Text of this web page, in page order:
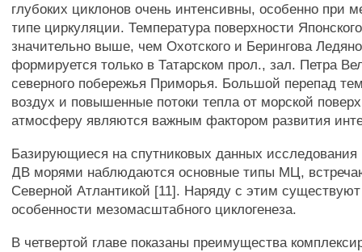
глубоких циклонов очень интенсивны, особенно при
типе циркуляции. Температура поверхности
значительно выше, чем Охотского и Берингова
формируется только в Татарском прол., зал. Петра
северного побережья Приморья. Большой перепад
воздух и повышенные потоки тепла от морской
атмосферу являются важным фактором развития
Базирующиеся на спутниковых данных исследования
ДВ морями наблюдаются основные типы МЦ,
Северной Атлантикой [11]. Наряду с этим
особенности мезомасштабного циклогенеза.
В четвертой главе показаны преимущества